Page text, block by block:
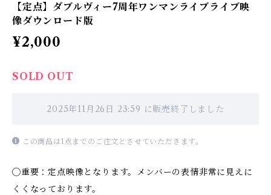
【定点】ダブルヴィー7周年ワンマンライブライブ映
像ダウンロード版
¥2,000
SOLD OUT
2025年11月26日 23:59 に販売終了しました
この商品は1点までのご注文とさせていただきます。
◯重要：定点映像となります。メンバーの表情非常に見えに
くくなっております。